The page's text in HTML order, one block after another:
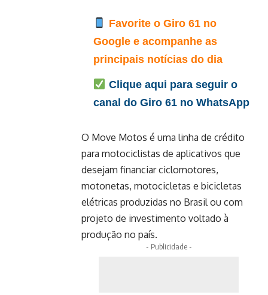
Favorite o Giro 61 no
Google e acompanhe as
principais notícias do dia
Clique aqui para seguir o
canal do Giro 61 no WhatsApp
O Move Motos é uma linha de crédito
para motociclistas de aplicativos que
desejam financiar ciclomotores,
motonetas, motocicletas e bicicletas
elétricas produzidas no Brasil ou com
projeto de investimento voltado à
produção no país.
- Publicidade -